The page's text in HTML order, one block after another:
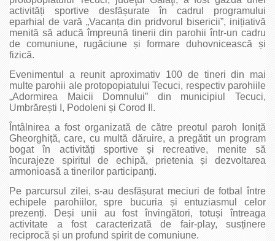
activități sportive desfășurate în cadrul programului
eparhial de vară „Vacanța din pridvorul bisericii”, inițiativă
menită să aducă împreună tinerii din parohii într-un cadru
de comuniune, rugăciune și formare duhovnicească și
fizică.
Evenimentul a reunit aproximativ 100 de tineri din mai
multe parohii ale protopopiatului Tecuci, respectiv parohiile
„Adormirea Maicii Domnului” din municipiul Tecuci,
Umbrărești I, Podoleni și Corod II.
Întâlnirea a fost organizată de către preotul paroh Ioniță
Gheorghiță, care, cu multă dăruire, a pregătit un program
bogat în activități sportive și recreative, menite să
încurajeze spiritul de echipă, prietenia și dezvoltarea
armonioasă a tinerilor participanți.
Pe parcursul zilei, s-au desfășurat meciuri de fotbal între
echipele parohiilor, spre bucuria și entuziasmul celor
prezenți. Deși unii au fost învingători, totuși întreaga
activitate a fost caracterizată de fair-play, susținere
reciprocă și un profund spirit de comuniune.